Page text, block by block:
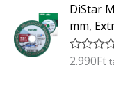
/
5
é
e
l
é
s
DiStar
mm,
É
2.990Ft